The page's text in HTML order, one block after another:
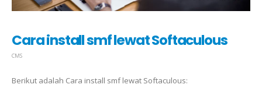
Cara install smf lewat Softaculous
CMS
Berikut adalah Cara install smf lewat Softaculous: